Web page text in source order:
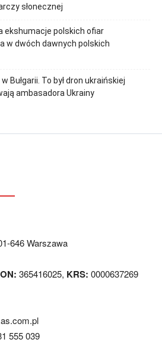
słonecznej
ekshumacje polskich ofiar
w dwóch dawnych polskich
Bułgarii. To był dron ukraińskiej
ambasadora Ukrainy
646 Warszawa
365416025, KRS: 0000637269
555 039